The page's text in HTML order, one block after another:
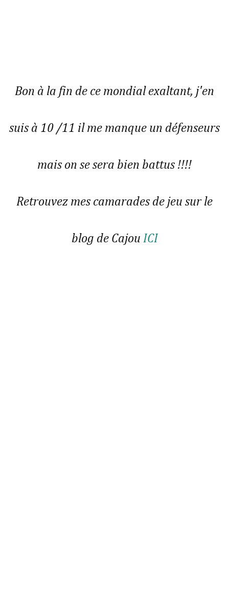
Bon à la fin de ce mondial exaltant, j'en
suis à 10 /11 il me manque un défenseurs
mais on se sera bien battus !!!!
Retrouvez mes camarades de jeu sur le
blog de Cajou ICI